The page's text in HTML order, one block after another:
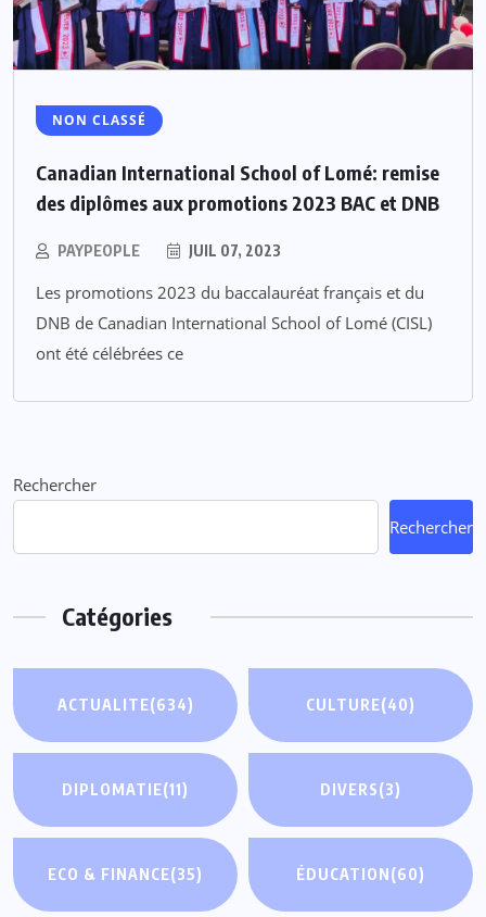
NON CLASSÉ
Canadian International School of Lomé: remise
des diplômes aux promotions 2023 BAC et DNB
PAYPEOPLE JUIL 07, 2023
Les promotions 2023 du baccalauréat français et du
DNB de Canadian International School of Lomé (CISL)
ont été célébrées ce
Rechercher
Rechercher
Catégories
ACTUALITE(634) CULTURE(40)
DIPLOMATIE(11) DIVERS(3)
ECO & FINANCE(35) ÉDUCATION(60)